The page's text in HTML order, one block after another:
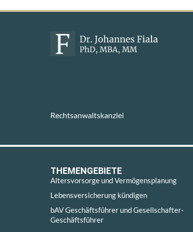
Rechtsanwaltskanzlei
THEMENGEBIETE
Altersvorsorge und Vermögensplanung
Lebensversicherung kündigen
bAV Geschäftsführer und Gesellschafter-
Geschäftsführer